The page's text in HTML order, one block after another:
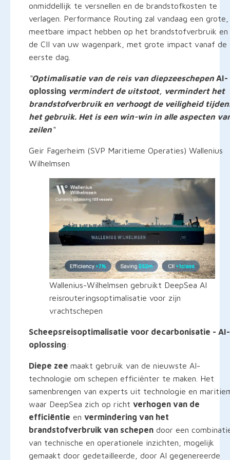
onmiddellijk te versnellen en de brandstofkosten te
verlagen. Performance Routing zal vandaag een grote,
meetbare impact hebben op het brandstofverbruik en
de CII van uw wagenpark, met grote impact vanaf de
eerste dag.
“Optimalisatie van de reis van diepzeeschepenAI-
oplossing vermindert de uitstoot, vermindert het
brandstofverbruik en verhoogt de veiligheid
het gebruik. Het is een win-win in alle aspecten
zeilen“
Geir Fagerheim (SVP Maritieme Operaties) Wallenius
Wilhelmsen
Wallenius-Wilhelmsen gebruikt DeepSea AI
reisrouteringsoptimalisatie voor zijn
vrachtschepen
Scheepsreisoptimalisatie voor decarbonisatie - AI-
oplossing:
Diepe zee maakt gebruik van de nieuwste AI-
technologie om schepen efficiënter te maken. Het
samenbrengen van experts uit technologie en
waar DeepSea zich op richt verhogen van de
efficiëntie en vermindering van het
brandstofverbruik van schepen door een
van technische en operationele inzichten, mogelijk
gemaakt door gedetailleerde, door AI gegenereerde